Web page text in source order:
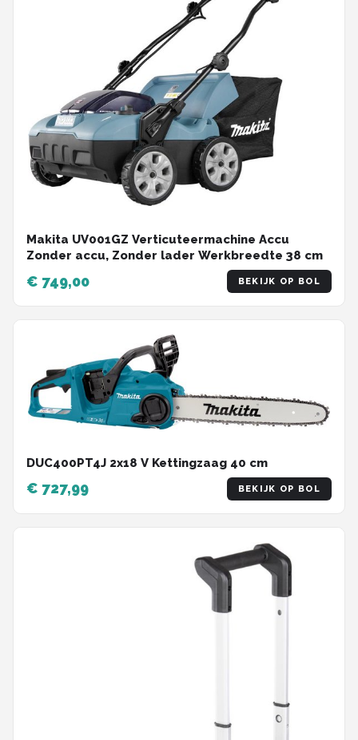
Makita UV001GZ Verticuteermachine Accu
Zonder accu, Zonder lader Werkbreedte 38 cm
€ 749,00 BEKIJK OP BOL
DUC400PT4J 2x18 V Kettingzaag 40 cm
€ 727,99 BEKIJK OP BOL